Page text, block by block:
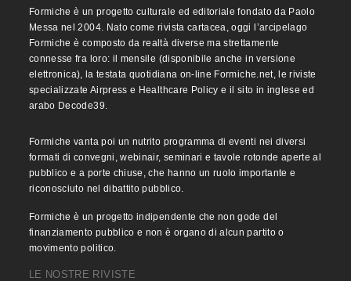
Formiche è un progetto culturale ed editoriale fondato da Paolo
Messa nel 2004. Nato come rivista cartacea, oggi l’arcipelago
Formiche è composto da realtà diverse ma strettamente
connesse fra loro: il mensile (disponibile anche in versione
elettronica), la testata quotidiana on-line Formiche.net, le riviste
specializzate Airpress e Healthcare Policy e il sito in inglese ed
arabo Decode39.
Formiche vanta poi un nutrito programma di eventi nei diversi
formati di convegni, webinair, seminari e tavole rotonde aperte al
pubblico e a porte chiuse, che hanno un ruolo importante e
riconosciuto nel dibattito pubblico.
Formiche è un progetto indipendente che non gode del
finanziamento pubblico e non è organo di alcun partito o
movimento politico.
LE NOSTRE RIVISTE